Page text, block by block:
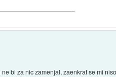
bi za nic zamenjal, zaenkrat se mi